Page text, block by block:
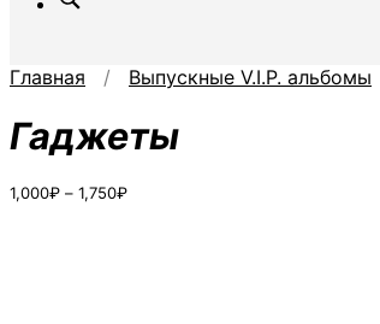
Главная / Выпускные V.I.P. альбомы
Гаджеты
1,000₽ – 1,750₽Диапазон